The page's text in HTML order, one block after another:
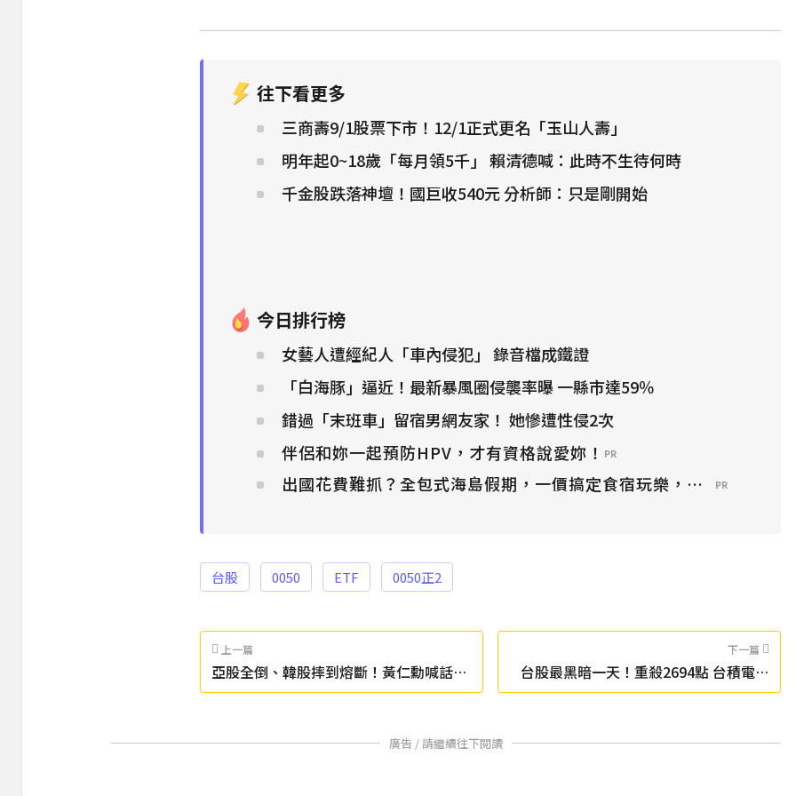
往下看更多
三商壽9/1股票下市！12/1正式更名「玉山人壽」
明年起0~18歲「每月領5千」 賴清德喊：此時不生待何時
千金股跌落神壇！國巨收540元 分析師：只是剛開始
今日排行榜
女藝人遭經紀人「車內侵犯」 錄音檔成鐵證
「白海豚」逼近！最新暴風圈侵襲率曝 一縣市達59％
錯過「末班車」留宿男網友家！ 她慘遭性侵2次
伴侶和妳一起預防HPV，才有資格說愛妳！ PR
出國花費難抓？全包式海島假期，一價搞定食宿玩樂，省錢更省心！
PR
台股 0050 ETF 0050正2
上一篇
亞股全倒、韓股摔到熔斷！黃仁勳喊話：
現在是低接好時機
下一篇
台股最黑暗一天！重殺2694點 台積電跌
135元
廣告 / 請繼續往下閱讀